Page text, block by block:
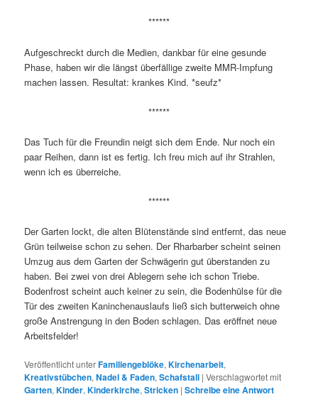
******
Aufgeschreckt durch die Medien, dankbar für eine gesunde
Phase, haben wir die längst überfällige zweite MMR-Impfung
machen lassen. Resultat: krankes Kind. *seufz*
******
Das Tuch für die Freundin neigt sich dem Ende. Nur noch ein
paar Reihen, dann ist es fertig. Ich freu mich auf ihr Strahlen,
wenn ich es überreiche.
******
Der Garten lockt, die alten Blütenstände sind entfernt, das neue
Grün teilweise schon zu sehen. Der Rharbarber scheint seinen
Umzug aus dem Garten der Schwägerin gut überstanden zu
haben. Bei zwei von drei Ablegern sehe ich schon Triebe.
Bodenfrost scheint auch keiner zu sein, die Bodenhülse für die
Tür des zweiten Kaninchenauslaufs ließ sich butterweich ohne
große Anstrengung in den Boden schlagen. Das eröffnet neue
Arbeitsfelder!
Veröffentlicht unterFamiliengeblöke,Kirchenarbeit,
Kreativstübchen,Nadel & Faden,Schafstall |Verschlagwortet mit
Garten,Kinder,Kinderkirche,Stricken |Schreibe eine Antwort